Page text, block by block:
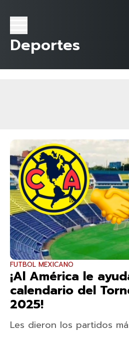
Deportes
FUTBOL MEXICANO
¡Al América le
calendario del
2025!
Les dieron los partidos